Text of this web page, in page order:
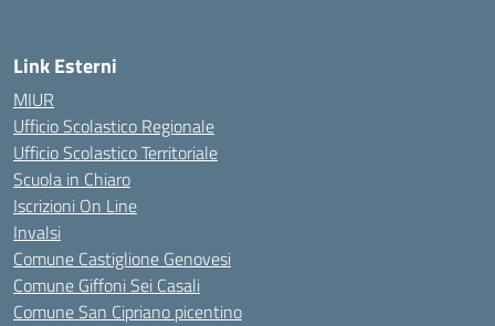
Link Esterni
MIUR
Ufficio Scolastico Regionale
Ufficio Scolastico Territoriale
Scuola in Chiaro
Iscrizioni On Line
Invalsi
Comune Castiglione Genovesi
Comune Giffoni Sei Casali
Comune San Cipriano picentino